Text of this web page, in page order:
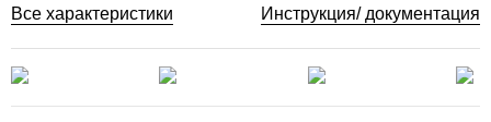
Все характеристики Инструкция/ документация